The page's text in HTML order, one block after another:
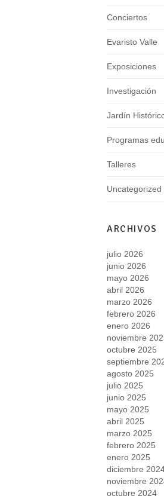
Conciertos
Evaristo Valle
Exposiciones
Investigación
Jardín
Programas
Talleres
Uncategorized
ARCHIVOS
julio 2026
junio 2026
mayo 2026
abril 2026
marzo 2026
febrero 2026
enero 2026
noviembre
octubre 2025
septiembre
agosto 2025
julio 2025
junio 2025
mayo 2025
abril 2025
marzo 2025
febrero 2025
enero 2025
diciembre
noviembre
octubre 2024